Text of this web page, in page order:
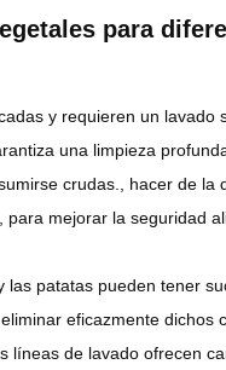
para
y requieren un
una limpieza
crudas., hacer de
mejorar la seguridad
patatas pueden tener
eficazmente dichos
líneas de lavado ofrecen